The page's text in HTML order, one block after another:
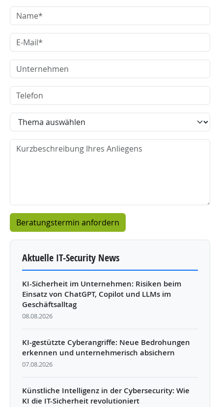
Aktuelle IT-Security News
KI-Sicherheit im Unternehmen: Risiken beim
Einsatz von ChatGPT, Copilot und LLMs im
Geschäftsalltag
08.08.2026
KI-gestützte Cyberangriffe: Neue Bedrohungen
erkennen und unternehmerisch absichern
07.08.2026
Künstliche Intelligenz in der Cybersecurity: Wie
KI die IT-Sicherheit revolutioniert
Name
E-Mail
Unternehmen
Telefon
Thema
Nachricht